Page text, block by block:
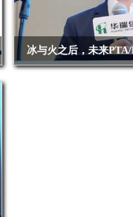
冰与火之后，未来
浙江华瑞信息资讯股份有